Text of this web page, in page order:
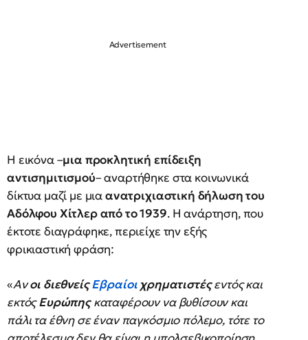
Η εικόνα –μια προκλητική επίδειξη
αντισημιτισμού– αναρτήθηκε στα κοινωνικά
δίκτυα μαζί με μιαανατριχιαστική δήλωση του
Αδόλφου Χίτλερ από το 1939. Η ανάρτηση, που
έκτοτε διαγράφηκε, περιείχε την εξής
φρικιαστική φράση:
«Ανοι διεθνείςΕβραίοιχρηματιστέςεντός και
εκτόςΕυρώπηςκαταφέρουν να βυθίσουν και
πάλι τα έθνη σε έναν παγκόσμιο πόλεμο, τότε το